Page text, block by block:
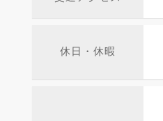
休日・休暇